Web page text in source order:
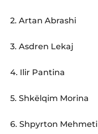
2. Artan Abrashi
3. Asdren Lekaj
4. Ilir Pantina
5. Shkëlqim Morina
6. Shpyrton Mehmeti